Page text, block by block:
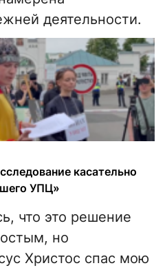
деятельности.
касательно
УПЦ»
что это решение
но
Христос спас мою